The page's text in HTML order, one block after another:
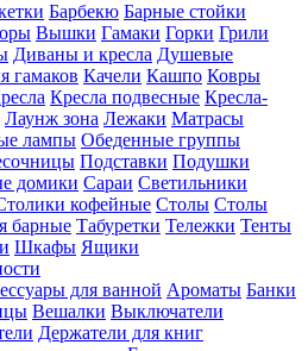
Барбекю Барные стойки
Вышки Гамаки Горки Грили
Диваны и кресла Душевые
гамаков Качели Кашпо Ковры
Кресла подвесные Кресла-
Лаунж зона Лежаки Матрасы
лампы Обеденные группы
Подставки Подушки
домики Сараи Светильники
кофейные Столы Столы
барные Табуретки Тележки Тенты
Шкафы Ящики
для ванной Ароматы Банки
Вешалки Выключатели
Держатели для книг